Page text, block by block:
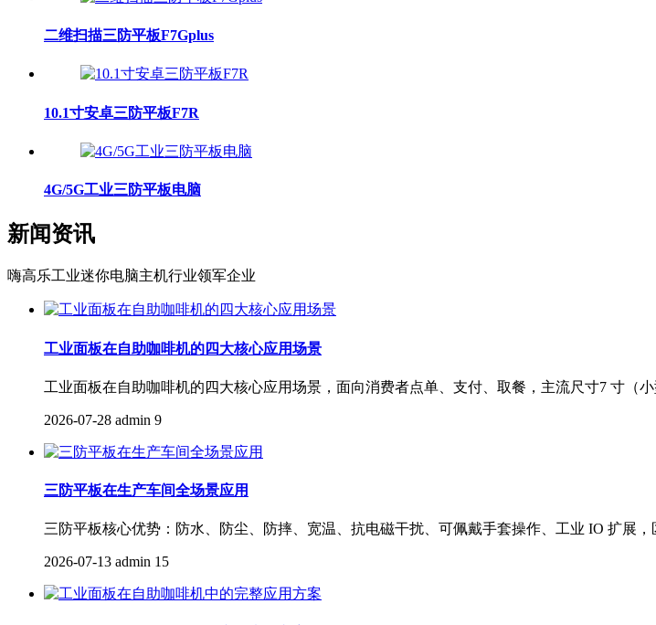
二维扫描三防平板F7Gplus
10.1寸安卓三防平板F7R
4G/5G工业三防平板电脑
新闻资讯
嗨高乐工业迷你电脑主机行业领军企业
工业面板在自助咖啡机的四大核心应用场景
工业面板在自助咖啡机的四大核心应用场景，面向消费者点单、支付、取餐，主流尺寸7 寸（
2026-07-28 admin 9
三防平板在生产车间全场景应用
三防平板核心优势：防水、防尘、防摔、宽温、抗电磁干扰、可佩戴手套操作、工业 IO 扩展，
2026-07-13 admin 15